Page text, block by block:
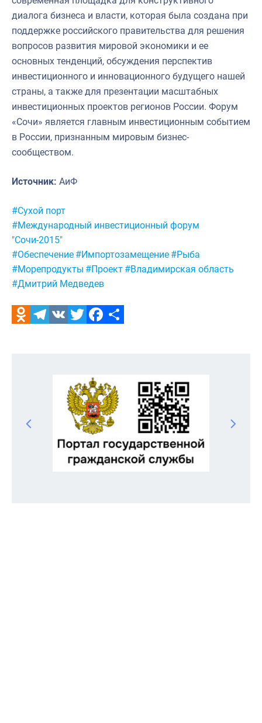
диалога бизнеса и власти, которая была создана при
поддержке российского правительства для решения
вопросов развития мировой экономики и ее
основных тенденций, обсуждения перспектив
инвестиционного и инновационного будущего нашей
страны, а также для презентации масштабных
инвестиционных проектов регионов России. Форум
«Сочи» является главным инвестиционным событием
в России, признанным мировым бизнес-
сообществом.
Источник: АиФ
Метки:
#Сухой порт
#Международный инвестиционный форум
"Сочи-2015"
#Обеспечение #Импортозамещение #Рыба
#Морепродукты #Проект #Владимирская область
#Дмитрий Медведев